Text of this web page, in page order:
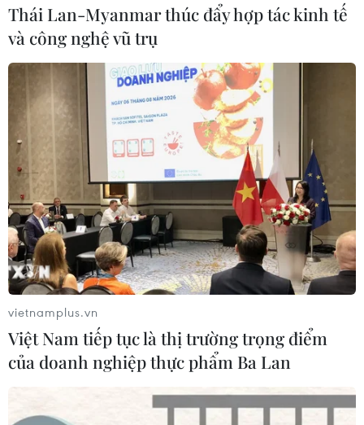
TIN LIÊN QUAN
Tối 13/9: Thủ đô Hà Nội không ghi nhận
Thái Lan-Myanmar thúc đẩy hợp tác kinh tế
và công nghệ vũ trụ
vietnamplus.vn
Việt Nam tiếp tục là thị trường trọng điểm
của doanh nghiệp thực phẩm Ba Lan